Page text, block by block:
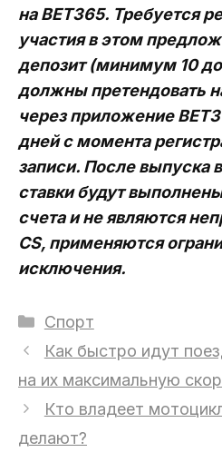
на BET365. Требуется
участия в этом
депозит (минимум 10
должны претендовать
через приложение
дней с момента
записи. После выпуска
ставки будут
счета и не являются
CS, применяются
исключения.
Рубрики
Спорт
Как быстро идут
на их максимальную
Кто владеет
делают?